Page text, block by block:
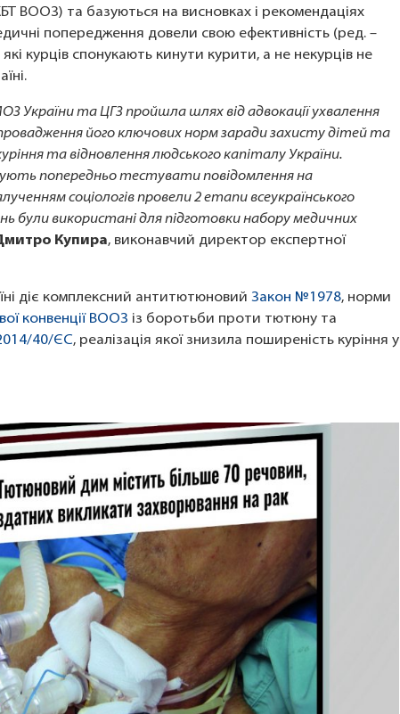
ВООЗ) та базуються на висновках і рекомендаціях
попередження довели свою ефективність (ред. –
курців спонукають кинути курити, а не некурців не
та ЦГЗ пройшла шлях від адвокації ухвалення
його ключових норм заради захисту дітей та
та відновлення людського капіталу України.
попередньо тестувати повідомлення на
соціологів провели 2 етапи всеукраїнського
були використані для підготовки набору медичних
Купира, виконавчий директор експертної
діє комплексний антитютюновий Закон №1978, норми
конвенції ВООЗ із боротьби проти тютюну та
40/ЄС, реалізація якої знизила поширеність куріння у